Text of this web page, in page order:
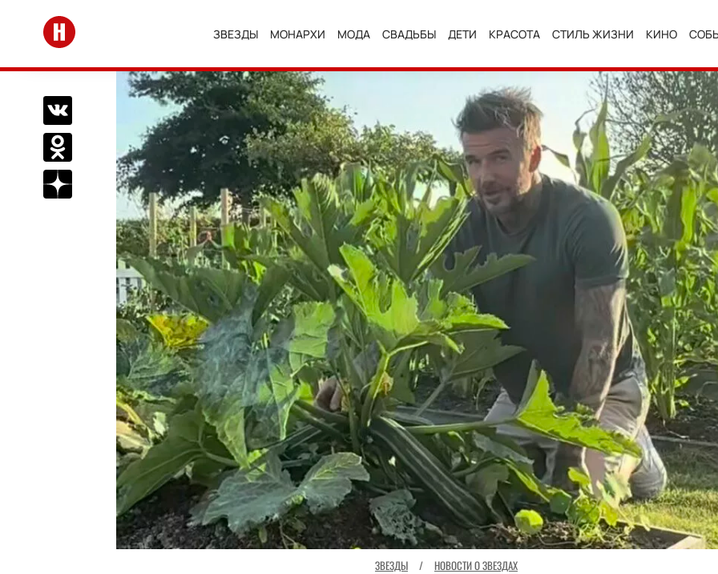
Перейти на главную
ЗВЕЗДЫ МОНАРХИ МОДА СВАДЬБЫ ДЕТИ КРАСОТА СТИЛЬ ЖИЗНИ КИНО
Поделиться Вконтакте
Поделиться в Одноклассниках
Подписаться на нас в Дзен
ЗВЕЗДЫ / НОВОСТИ О ЗВЕЗДАХ